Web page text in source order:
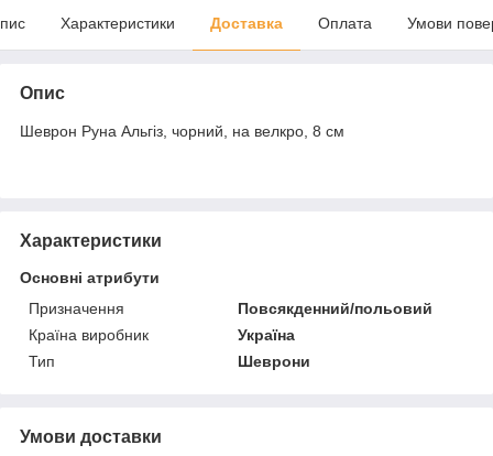
Характеристики Доставка Оплата Умови
Опис
Шеврон Руна Альгіз, чорний, на велкро, 8 см
Характеристики
Основні атрибути
Призначення
Повсякденний/польовий
Країна виробник
Україна
Тип
Шеврони
Умови доставки